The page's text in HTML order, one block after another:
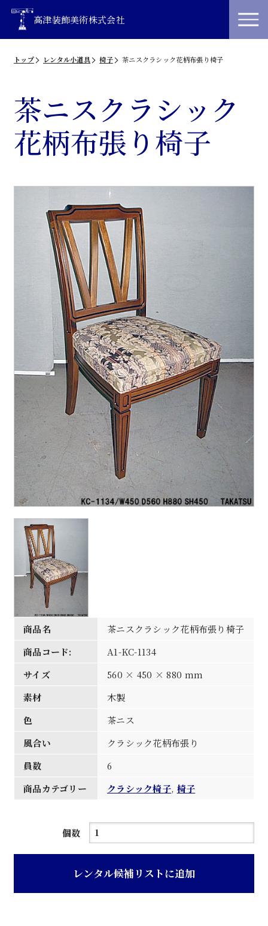
高津装飾美術株式会社
トップ レンタル小道具 椅子 茶ニスクラシック花柄布張り椅子
茶ニスクラシック
花柄布張り椅子
商品名
茶ニスクラシック花柄布張り椅子
商品コード:
A1-KC-1134
サイズ
560 × 450 × 880 mm
素材
木製
色
茶ニス
風合い
クラシック花柄布張り
員数
6
商品カテゴリー
クラシック椅子, 椅子
個数
茶
ク
レンタル候補リストに追加